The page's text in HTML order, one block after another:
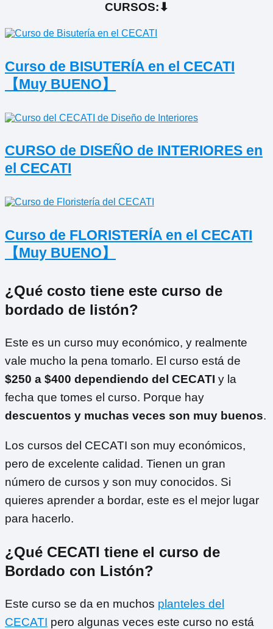
CURSOS:⬇
Curso de BISUTERÍA en el CECATI
【Muy BUENO】
CURSO de DISEÑO de INTERIORES en
el CECATI
Curso de FLORISTERÍA en el CECATI
【Muy BUENO】
¿Qué costo tiene este curso de
bordado de listón?
Este es un curso muy económico, y realmente
vale mucho la pena tomarlo. El curso está de
$250 a $400 dependiendo del CECATI y la
fecha que tomes el curso. Porque hay
descuentos y muchas veces son muy buenos.
Los cursos del CECATI son muy económicos,
pero de excelente calidad. Tienen un gran
número de cursos y son muy conocidos. Si
quieres aprender a bordar, este es el mejor lugar
para hacerlo.
¿Qué CECATI tiene el curso de
Bordado con Listón?
Este curso se da en muchos planteles del
CECATI pero algunas veces este curso no está